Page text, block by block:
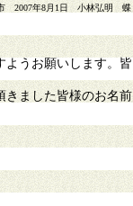
2007年8月1日 小林弘明 蝶
うお願いします。皆
きました皆様のお名前